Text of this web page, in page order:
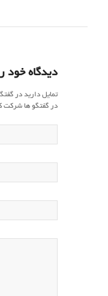
دیدگاه خود
تمایل دارید در
در گفتگو ها شرکت